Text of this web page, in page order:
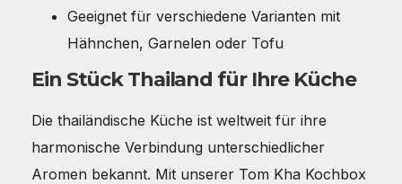
Geeignet für verschiedene Varianten mit
Hähnchen, Garnelen oder Tofu
Ein Stück Thailand für Ihre Küche
Die thailändische Küche ist weltweit für ihre
harmonische Verbindung unterschiedlicher
Aromen bekannt. Mit unserer Tom Kha Kochbox